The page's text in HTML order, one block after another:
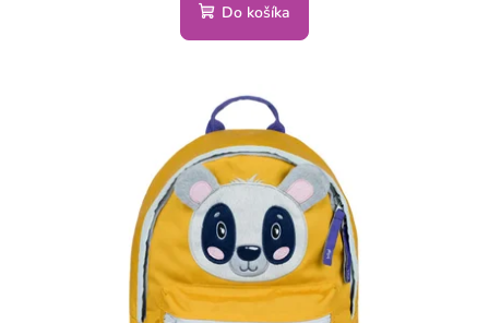
Do košíka